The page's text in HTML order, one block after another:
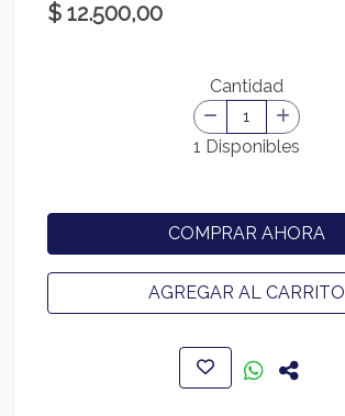
$ 12.500,00
Cantidad
1 Disponibles
COMPRAR AHORA
AGREGAR AL CARRITO